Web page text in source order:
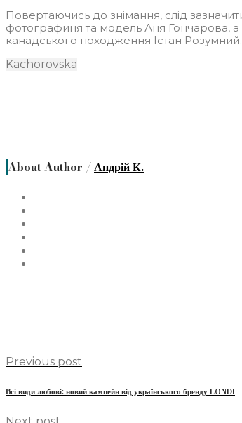
Повертаючись до знімання, слід
фотографиня та модель Аня Гончарова,
канадського походження Істан Розумний.
Kachorovska
About Author /Андрій К.
Previous post
Всі види любові: новий кампейн від українського бренду LONDI